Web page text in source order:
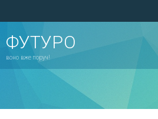
ФУТУРО
воно вже поруч!